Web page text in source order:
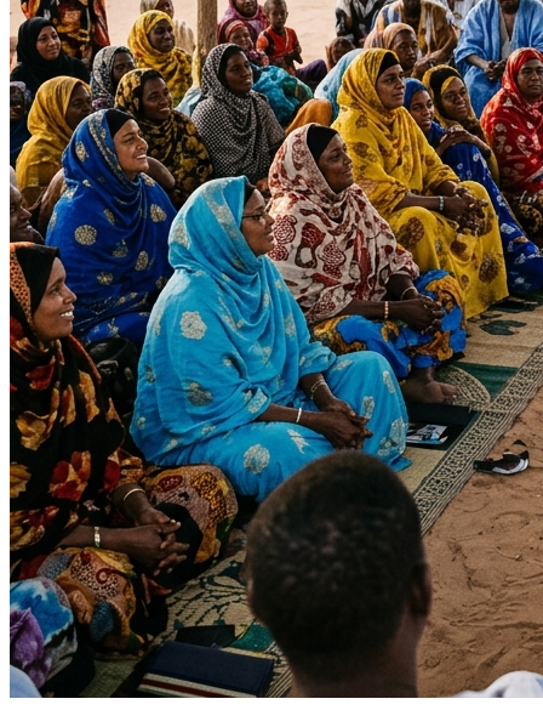
Impact Direct
+150
Interventions réussies cette année.
Blog & Actualités
Dernières nouvelles du terrain
Toute l'actualité